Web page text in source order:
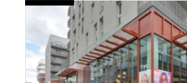
Opticien
Bezons
-
Coeur
de
Voir
fiche